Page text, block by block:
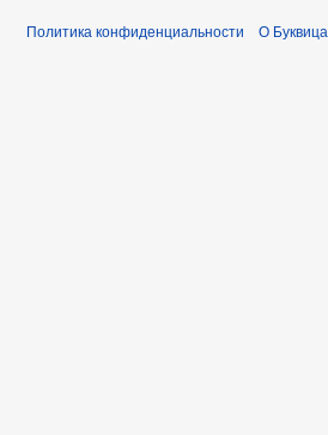
Политика конфиденциальности О Буквица